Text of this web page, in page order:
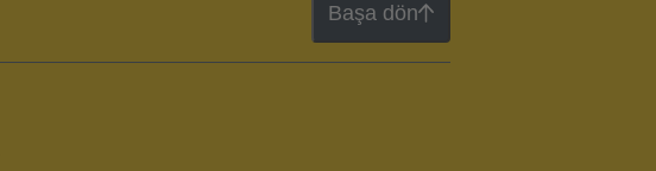
Başa dön